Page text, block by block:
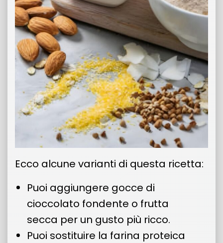
Ecco alcune varianti di questa ricetta:
Puoi aggiungere gocce di
cioccolato fondente o frutta
secca per un gusto più ricco.
Puoi sostituire la farina proteica